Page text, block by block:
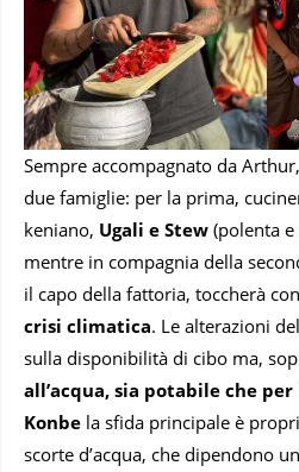
Sempre accompagnato da
due famiglie: per la prima,
keniano, Ugali e Stew (polenta
mentre in compagnia della
il capo della fattoria, toccherà
crisi climatica. Le alterazioni
sulla disponibilità di cibo ma,
all’acqua, sia potabile che
Konbe la sfida principale è
scorte d’acqua, che dipendono